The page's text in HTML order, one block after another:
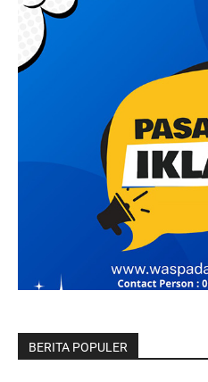
BERITA POPULER